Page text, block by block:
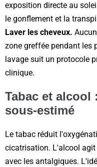
exposition directe au
le gonflement et la
Laver les cheveux.
zone greffée pendant les
lavage suit un protocole
clinique.
Tabac et
sous-estimé
Le tabac réduit
cicatrisation. L'alcool
avec les antalgiques.